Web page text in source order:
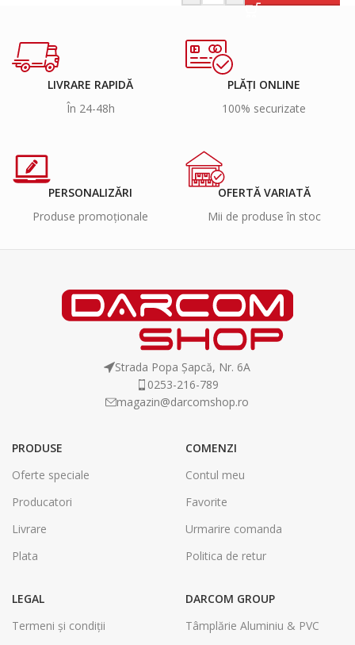
LIVRARE RAPIDĂ
În 24-48h
PLĂȚI ONLINE
100% securizate
PERSONALIZĂRI
Produse promoționale
OFERTĂ VARIATĂ
Mii de produse în stoc
Strada Popa Șapcă, Nr. 6A
0253-216-789
magazin@darcomshop.ro
PRODUSE
Oferte speciale
Producatori
Livrare
Plata
COMENZI
Contul meu
Favorite
Urmarire comanda
Politica de retur
LEGAL
Termeni și condiții
DARCOM GROUP
Tâmplărie Aluminiu & PVC